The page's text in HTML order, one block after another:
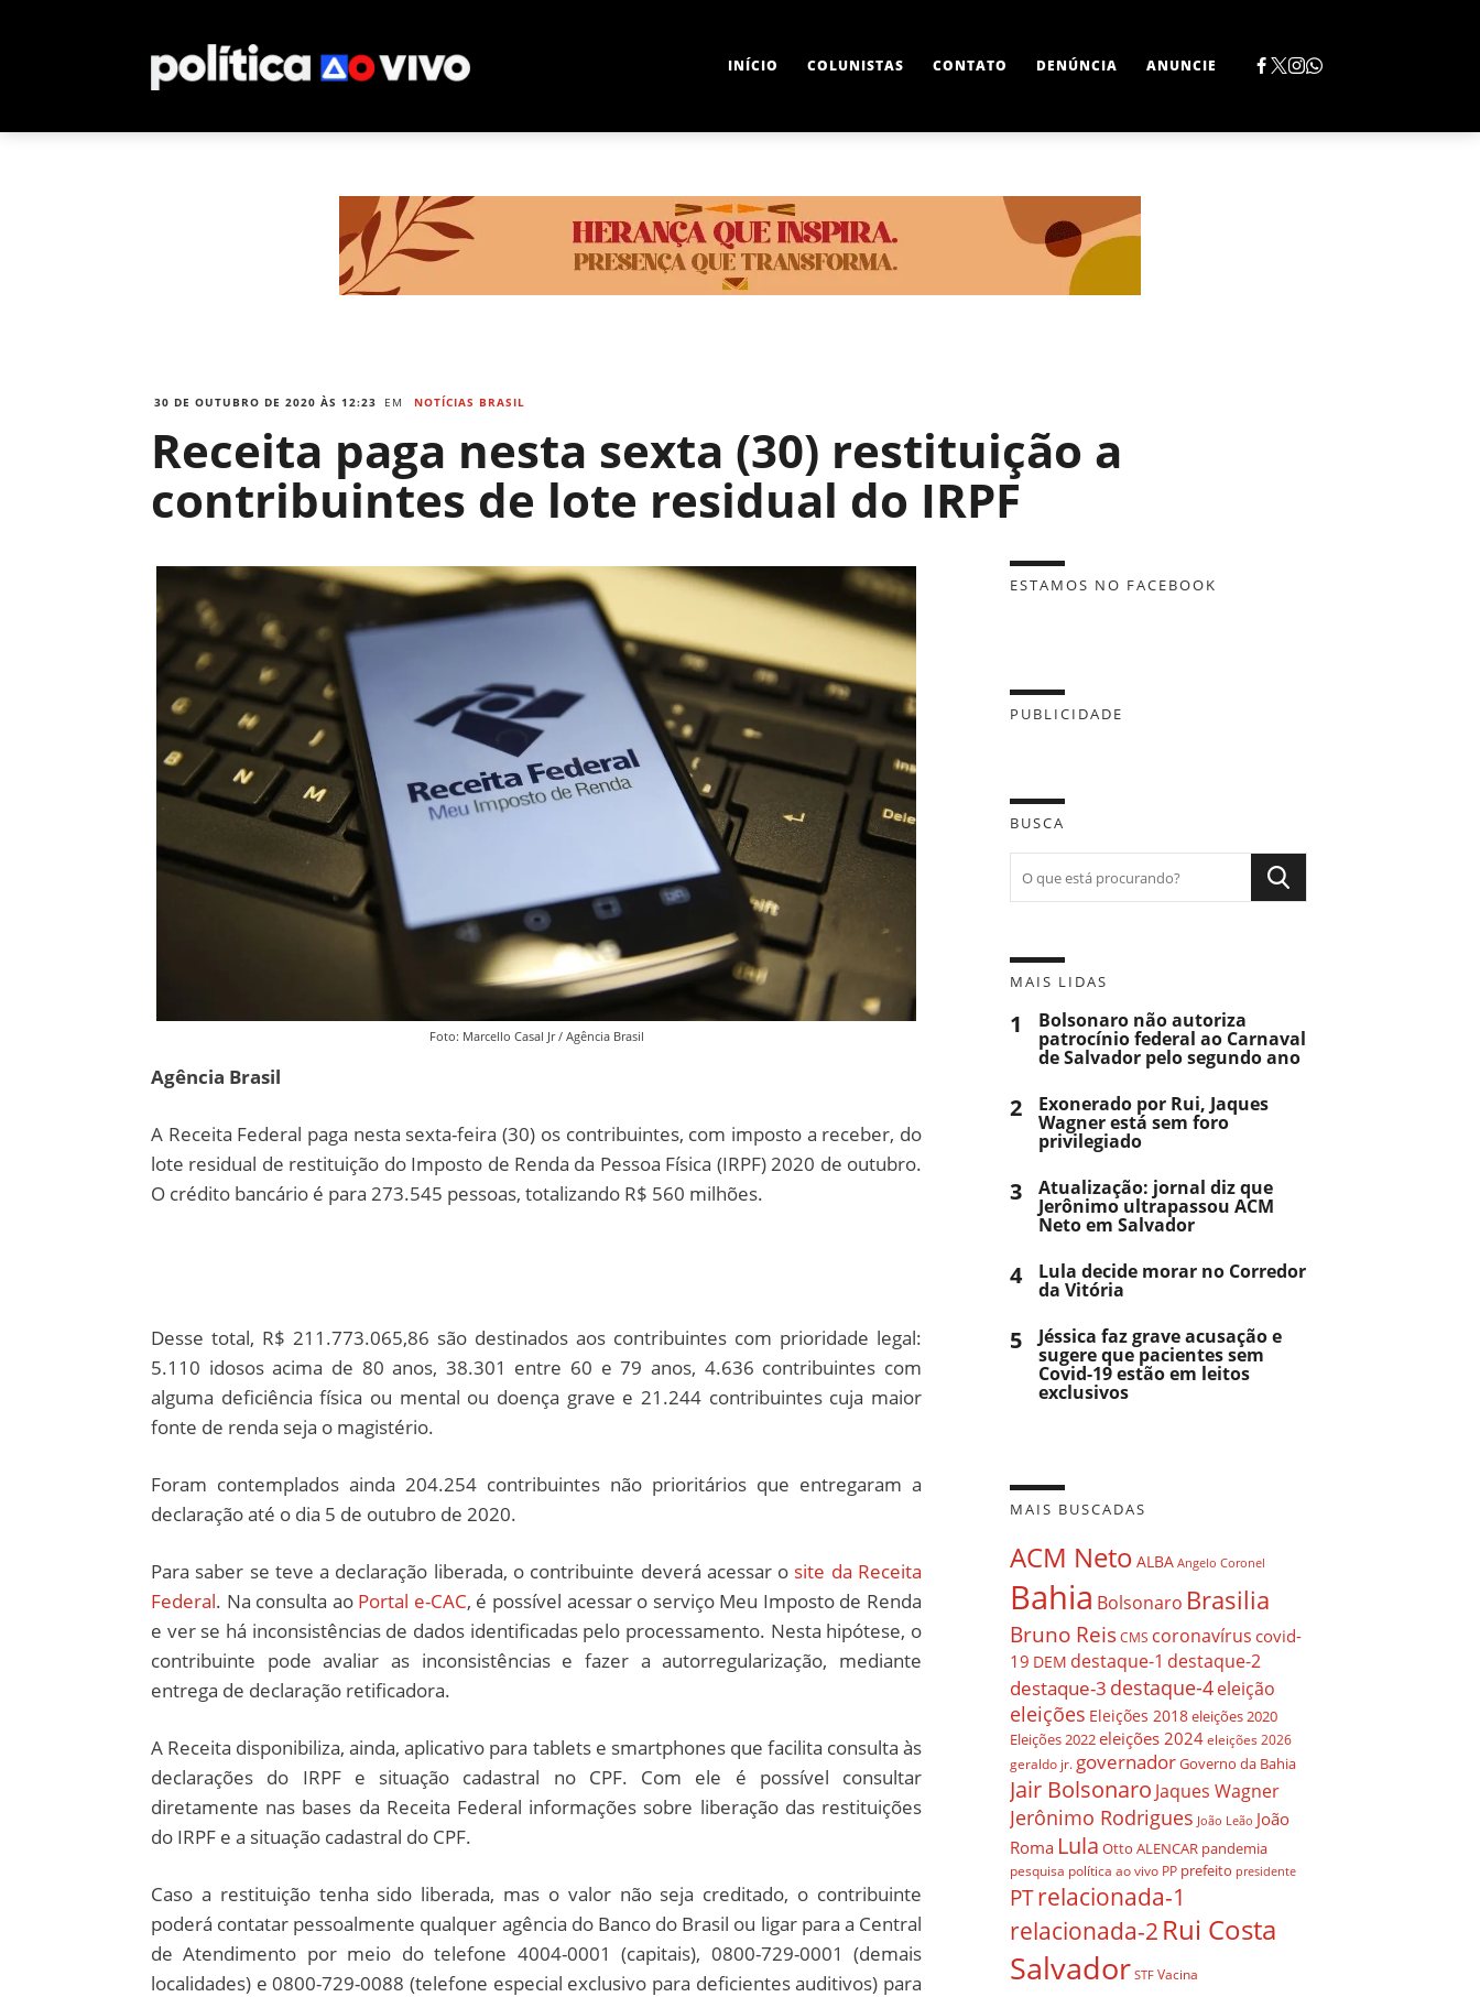
INÍCIO COLUNISTAS CONTATO DENÚNCIA ANUNCIE
30 DE OUTUBRO DE 2020 ÀS 12:23 EM NOTÍCIAS BRASIL
Receita paga nesta sexta (30) restituição a
contribuintes de lote residual do IRPF
Foto: Marcello Casal Jr / Agência Brasil
Agência Brasil
A Receita Federal paga nesta sexta-feira (30) os contribuintes, com imposto a receber, do
lote residual de restituição do Imposto de Renda da Pessoa Física (IRPF) 2020 de outubro.
O crédito bancário é para 273.545 pessoas, totalizando R$ 560 milhões.
Desse total, R$ 211.773.065,86 são destinados aos contribuintes com prioridade legal:
5.110 idosos acima de 80 anos, 38.301 entre 60 e 79 anos, 4.636 contribuintes com
alguma deficiência física ou mental ou doença grave e 21.244 contribuintes cuja maior
fonte de renda seja o magistério.
Foram contemplados ainda 204.254 contribuintes não prioritários que entregaram a
declaração até o dia 5 de outubro de 2020.
Para saber se teve a declaração liberada, o contribuinte deverá acessar o site da Receita
Federal. Na consulta ao Portal e-CAC, é possível acessar o serviço Meu Imposto de Renda
e ver se há inconsistências de dados identificadas pelo processamento. Nesta hipótese, o
contribuinte pode avaliar as inconsistências e fazer a autorregularização, mediante
entrega de declaração retificadora.
A Receita disponibiliza, ainda, aplicativo para tablets e smartphones que facilita consulta às
declarações do IRPF e situação cadastral no CPF. Com ele é possível consultar
diretamente nas bases da Receita Federal informações sobre liberação das restituições
do IRPF e a situação cadastral do CPF.
Caso a restituição tenha sido liberada, mas o valor não seja creditado, o contribuinte
poderá contatar pessoalmente qualquer agência do Banco do Brasil ou ligar para a Central
de Atendimento por meio do telefone 4004-0001 (capitais), 0800-729-0001 (demais
localidades) e 0800-729-0088 (telefone especial exclusivo para deficientes auditivos) para
ESTAMOS NO FACEBOOK
PUBLICIDADE
BUSCA
MAIS LIDAS
1 Bolsonaro não autoriza
patrocínio federal ao Carnaval
de Salvador pelo segundo ano
2 Exonerado por Rui, Jaques
Wagner está sem foro
privilegiado
3 Atualização: jornal diz que
Jerônimo ultrapassou ACM
Neto em Salvador
4 Lula decide morar no Corredor
da Vitória
5 Jéssica faz grave acusação e
sugere que pacientes sem
Covid-19 estão em leitos
exclusivos
MAIS BUSCADAS
ACM Neto ALBA Angelo Coronel
Bahia Bolsonaro Brasilia
Bruno ReisCMS coronavírus covid-
19 DEM destaque-1 destaque-2
destaque-3 destaque-4eleição
eleições Eleições 2018eleições 2020
Eleições 2022eleições 2024 eleições 2026
geraldo jr. governadorGoverno da Bahia
Jair Bolsonaro Jaques Wagner
Jerônimo Rodrigues João Leão João
Roma Lula Otto ALENCAR pandemia
pesquisa política ao vivo PP prefeito presidente
PTrelacionada-1
relacionada-2 Rui Costa
Salvador STF Vacina